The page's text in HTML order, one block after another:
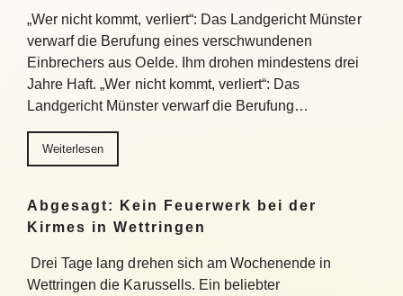
„Wer nicht kommt, verliert“: Das Landgericht Münster
verwarf die Berufung eines verschwundenen
Einbrechers aus Oelde. Ihm drohen mindestens drei
Jahre Haft. „Wer nicht kommt, verliert“: Das
Landgericht Münster verwarf die Berufung…
Weiterlesen
Abgesagt: Kein Feuerwerk bei der
Kirmes in Wettringen
Drei Tage lang drehen sich am Wochenende in
Wettringen die Karussells. Ein beliebter